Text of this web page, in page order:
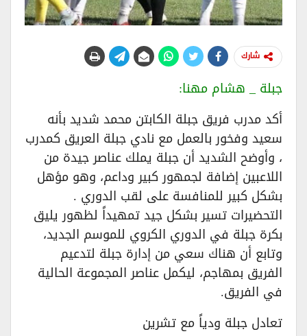
شارك
جبلة _ هشام مهنا:
أكد مدرب فريق جبلة الكابتن محمد شديد بأنه
سعيد وفخور بالعمل مع نادي جبلة العريق كمدرب
، وأوضح الشديد أن جبلة يملك عناصر جيدة من
اللاعبين إضافة لجمهور كبير وداعم، وهو مؤهل
بشكل كبير للمنافسة على لقب الدوري .
التحضيرات تسير بشكل جيد تمهيداً لظهور يليق
بكرة جبلة في الدوري الكروي للموسم الجديد،
وتابع أن هناك سعي من إدارة جبلة لتدعيم
الفريق بمهاجم، ليكمل عناصر المجموعة الحالية
في الفريق.
تعادل جبلة ودياً مع تشرين